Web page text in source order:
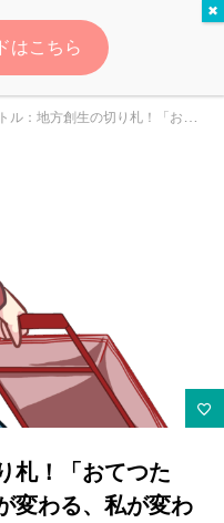
方創生の切り札！「おてつたび」で旅が変わる、地域が変わる、私が変わる！
札！「おてつた
変わる、私が変わ
会員登録
はこちら